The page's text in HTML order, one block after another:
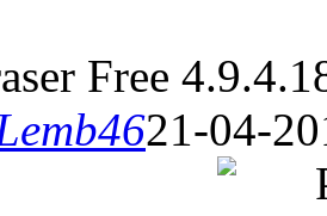
Free
21-04-